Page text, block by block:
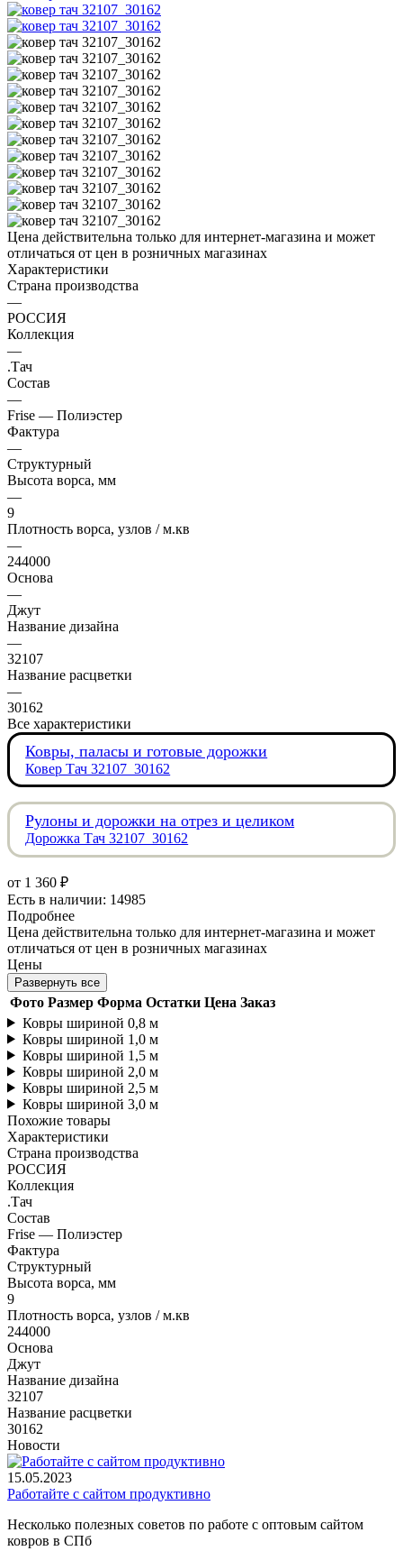
Цена действительна только для интернет-магазина и может
отличаться от цен в розничных магазинах
Характеристики
Страна производства
—
РОССИЯ
Коллекция
—
.Тач
Состав
—
Frise — Полиэстер
Фактура
—
Структурный
Высота ворса, мм
—
9
Плотность ворса, узлов / м.кв
—
244000
Основа
—
Джут
Название дизайна
—
32107
Название расцветки
—
30162
Все характеристики
Ковры, паласы и готовые дорожки
Ковер Тач 32107_30162
Рулоны и дорожки на отрез и целиком
Дорожка Тач 32107_30162
от 1 360 ₽
Есть в наличии: 14985
Подробнее
Цена действительна только для интернет-магазина и может
отличаться от цен в розничных магазинах
Цены
Развернуть все
Фото Размер Форма Остатки Цена Заказ
Ковры шириной 0,8 м
Ковры шириной 1,0 м
Ковры шириной 1,5 м
Ковры шириной 2,0 м
Ковры шириной 2,5 м
Ковры шириной 3,0 м
Похожие товары
Характеристики
Страна производства
РОССИЯ
Коллекция
.Тач
Состав
Frise — Полиэстер
Фактура
Структурный
Высота ворса, мм
9
Плотность ворса, узлов / м.кв
244000
Основа
Джут
Название дизайна
32107
Название расцветки
30162
Новости
15.05.2023
Работайте с сайтом продуктивно
Несколько полезных советов по работе с оптовым сайтом
ковров в СПб